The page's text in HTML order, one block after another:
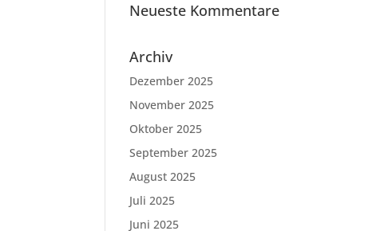
Neueste Kommentare
Archiv
Dezember 2025
November 2025
Oktober 2025
September 2025
August 2025
Juli 2025
Juni 2025